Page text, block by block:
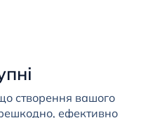
створення вашого
ефективно